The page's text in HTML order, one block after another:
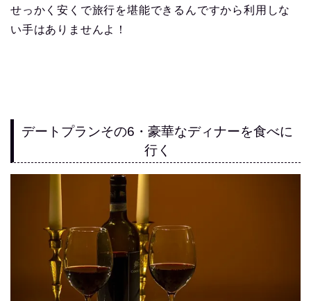
せっかく安くで旅行を堪能できるんですから利用しな
い手はありませんよ！
デートプランその6・豪華なディナーを食べに
行く